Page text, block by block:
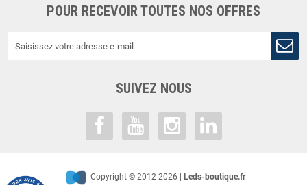
POUR RECEVOIR TOUTES NOS OFFRES
SUIVEZ NOUS
Copyright © 2012-2026 | Leds-boutique.fr